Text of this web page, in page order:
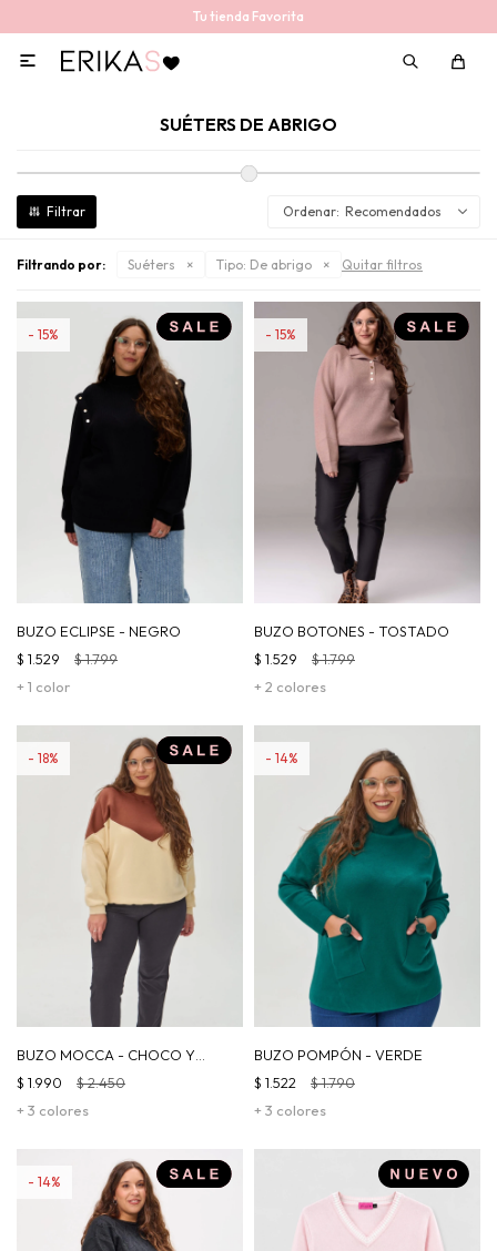
Tu tienda Favorita

SUÉTERS DE ABRIGO
Recomendados
Filtrando por: Suéters Tipo: De abrigo Quitar filtros
BUZO ECLIPSE - NEGRO
+ 1 color
$ 1.529 $1.799
15
BUZO BOTONES - TOSTADO
+ 2 colores
$ 1.529 $1.799
15
BUZO MOCCA - CHOCO Y
BEIGE
+ 3 colores
$ 1.990 $2.450
18
BUZO POMPÓN - VERDE
+ 3 colores
$ 1.522 $1.790
14
14